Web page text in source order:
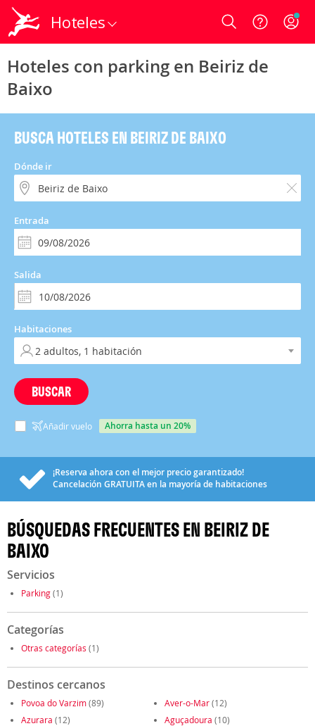
Hoteles Login
Hoteles con parking en Beiriz de
Baixo
BUSCA HOTELES EN BEIRIZ DE BAIXO
Dónde ir
Entrada
Salida
Habitaciones
BUSCAR
Añadir vuelo ahorra hasta un 20%
¡Reserva ahora con el mejor precio garantizado!
Cancelación GRATUITAen la mayoría de habitaciones
BÚSQUEDAS FRECUENTES EN BEIRIZ DE
BAIXO
Servicios
Parking(1)
Categorías
Otras categorías (1)
Destinos cercanos
Povoa do Varzim(89) Aver-o-Mar(12)
Azurara (12) Aguçadoura (10)